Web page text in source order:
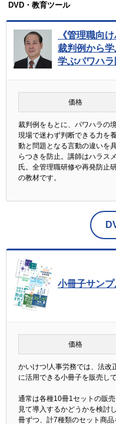
DVD・教育ツール
《管理職向
裁判例から
学ぶパワハ
価格
裁判例をもとに、パワハラの
現場で迷わず判断できる力を
動と問題となる言動の違いを
らつきを防止。講師はハラス
氏。全管理職研修や再発防止
の教材です。
小冊子サンプ
価格
かいけつ!人事労務では、法改
に活用できる小冊子を販売して
通常は各種10冊1セットの販
見て導入するかどうかを検討
冊ずつ、計7種類のセット商品